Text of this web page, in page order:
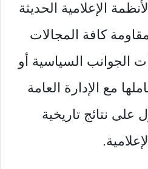
الإعلامية الحديثة
كافة المجالات
الجوانب السياسية أو
مع الإدارة العامة
نتائج تاريخية